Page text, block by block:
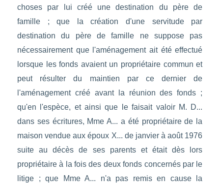
choses par lui créé une destination du père de
famille ; que la création d'une servitude par
destination du père de famille ne suppose pas
nécessairement que l'aménagement ait été effectué
lorsque les fonds avaient un propriétaire commun et
peut résulter du maintien par ce dernier de
l'aménagement créé avant la réunion des fonds ;
qu'en l'espèce, et ainsi que le faisait valoir M. D...
dans ses écritures, Mme A... a été propriétaire de la
maison vendue aux époux X... de janvier à août 1976
suite au décès de ses parents et était dès lors
propriétaire à la fois des deux fonds concernés par le
litige ; que Mme A... n'a pas remis en cause la